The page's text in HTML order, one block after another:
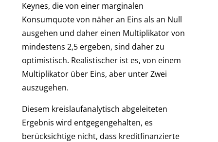
Keynes, die von einer marginalen
Konsumquote von näher an Eins als an Null
ausgehen und daher einen Multiplikator von
mindestens 2,5 ergeben, sind daher zu
optimistisch. Realistischer ist es, von einem
Multiplikator über Eins, aber unter Zwei
auszugehen.
Diesem kreislaufanalytisch abgeleiteten
Ergebnis wird entgegengehalten, es
berücksichtige nicht, dass kreditfinanzierte